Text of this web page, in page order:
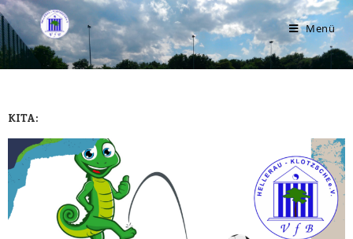
Menü
KITA: